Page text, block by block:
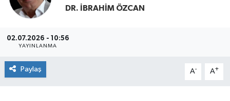
DR. İBRAHIM ÖZCAN
02.07.2026 - 10:56
YAYINLANMA
Paylaş A- A+
Kültür
Magazin
Son Dakika Haberleri
Haber Arşivi